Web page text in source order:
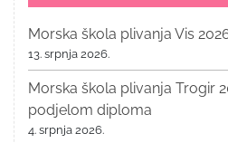
Morska škola plivanja Vis
13. srpnja 2026.
Morska škola plivanja Trogir
podjelom diploma
4. srpnja 2026.